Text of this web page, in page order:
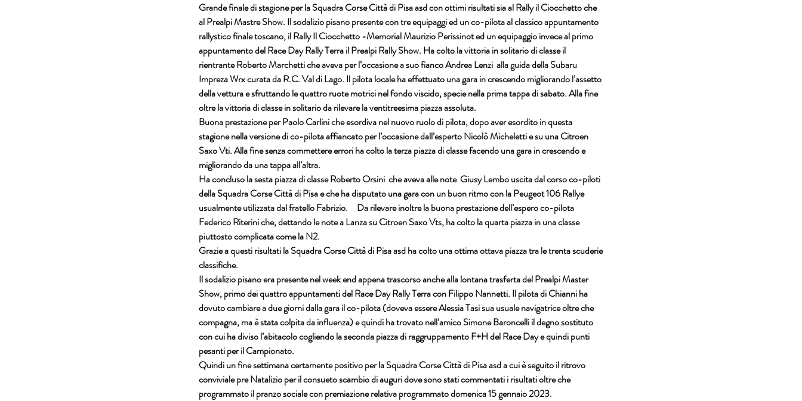
Grande finale di stagione per la Squadra Corse Città di Pisa asd con ottimi risultati sia al Rally il Ciocchetto che
al Prealpi Mastre Show. Il sodalizio pisano presente con tre equipaggi ed un co-pilota al classico appuntamento
rallystico finale toscano, il Rally Il Ciocchetto -Memorial Maurizio Perissinot ed un equipaggio invece al primo
appuntamento del Race Day Rally Terra il Prealpi Rally Show. Ha colto la vittoria in solitario di classe il
rientrante Roberto Marchetti che aveva per l’occasione a suo fianco Andrea Lenzi  alla guida della Subaru
Impreza Wrx curata da R.C. Val di Lago. Il pilota locale ha effettuato una gara in crescendo migliorando l’assetto
della vettura e sfruttando le quattro ruote motrici nel fondo viscido, specie nella prima tappa di sabato. Alla fine
oltre la vittoria di classe in solitario da rilevare la ventitreesima piazza assoluta.
Buona prestazione per Paolo Carlini che esordiva nel nuovo ruolo di pilota, dopo aver esordito in questa
stagione nella versione di co-pilota affiancato per l’occasione dall’esperto Nicolò Micheletti e su una Citroen
Saxo Vti. Alla fine senza commettere errori ha colto la terza piazza di classe facendo una gara in crescendo e
migliorando da una tappa all’altra.
Ha concluso la sesta piazza di classe Roberto Orsini  che aveva alle note  Giusy Lembo uscita dal corso co-piloti
della Squadra Corse Città di Pisa e che ha disputato una gara con un buon ritmo con la Peugeot 106 Rallye
usualmente utilizzata dal fratello Fabrizio.     Da rilevare inoltre la buona prestazione dell’espero co-pilota
Federico Riterini che, dettando le note a Lanza su Citroen Saxo Vts, ha colto la quarta piazza in una classe
piuttosto complicata come la N2.
Grazie a questi risultati la Squadra Corse Città di Pisa asd ha colto una ottima ottava piazza tra le trenta scuderie
classifiche.
Il sodalizio pisano era presente nel week end appena trascorso anche alla lontana trasferta del Prealpi Master
Show, primo dei quattro appuntamenti del Race Day Rally Terra con Filippo Nannetti. Il pilota di Chianni ha
dovuto cambiare a due giorni dalla gara il co-pilota (doveva essere Alessia Tasi sua usuale navigatrice oltre che
compagna, ma è stata colpita da influenza) e quindi ha trovato nell’amico Simone Baroncelli il degno sostituto
con cui ha diviso l’abitacolo cogliendo la seconda piazza di raggruppamento F+H del Race Day e quindi punti
pesanti per il Campionato.
Quindi un fine settimana certamente positivo per la Squadra Corse Città di Pisa asd a cui è seguito il ritrovo
conviviale pre Natalizio per il consueto scambio di auguri dove sono stati commentati i risultati oltre che
programmato il pranzo sociale con premiazione relativa programmato domenica 15 gennaio 2023.